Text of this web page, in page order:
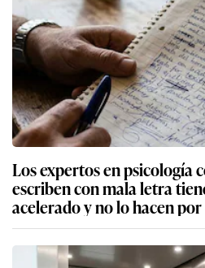
Los expertos en psicología
escriben con mala letra
acelerado y no lo hacen